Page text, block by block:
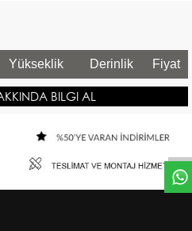
Yükseklik Derinlik Fiyat
BILGI AL